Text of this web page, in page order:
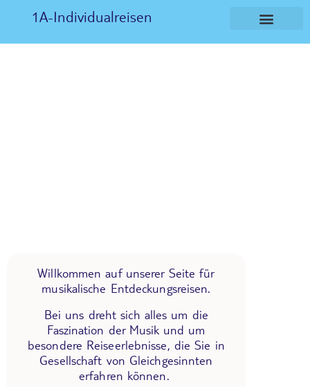
1A-Individualreisen
Willkommen auf unserer Seite für
musikalische Entdeckungsreisen.
Bei uns dreht sich alles um die
Faszination der Musik und um
besondere Reiseerlebnisse, die Sie in
Gesellschaft von Gleichgesinnten
erfahren können.